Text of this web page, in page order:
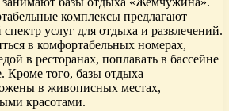
комплексы предлагают
услуг для отдыха и развлечений.
в комфортабельных номерах,
в ресторанах, поплавать в бассейне
Кроме того, базы отдыха
в живописных местах,
красотами.